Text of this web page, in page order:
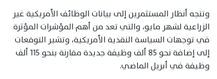
وتتجه أنظار المستثمرين إلى بيانات الوظائف الأمريكية غير
الزراعية لشهر مايو، والتي تعد من أهم المؤشرات المؤثرة
في توجهات السياسة النقدية الأمريكية، وتشير التوقعات
إلى إضافة نحو 85 ألف وظيفة جديدة مقارنة بنحو 115 ألف
وظيفة في أبريل الماضي.